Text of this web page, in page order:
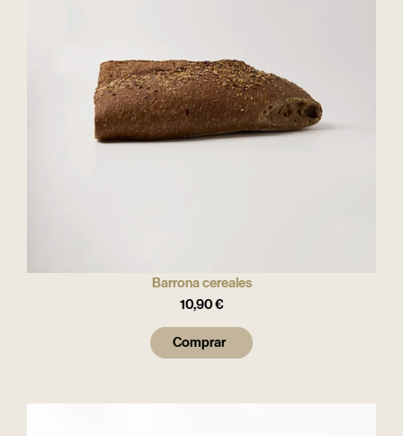
Barrona cereales
10,90€
Comprar